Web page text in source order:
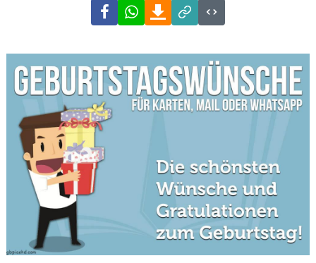
FacebookWhatsAppDownload
Link
Code